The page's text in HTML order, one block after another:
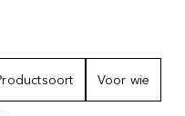
Voor wie